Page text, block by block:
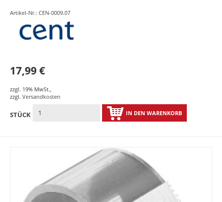
Artikel-Nr.: CEN-0009.07
17,99 €
zzgl. 19% MwSt.
zzgl. Versandkosten
STÜCK IN DEN WARENKORB